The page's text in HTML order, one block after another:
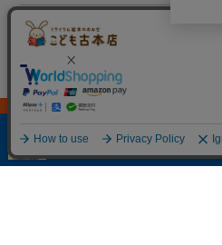
お問い合わせ
© Kodomofuruhonten.